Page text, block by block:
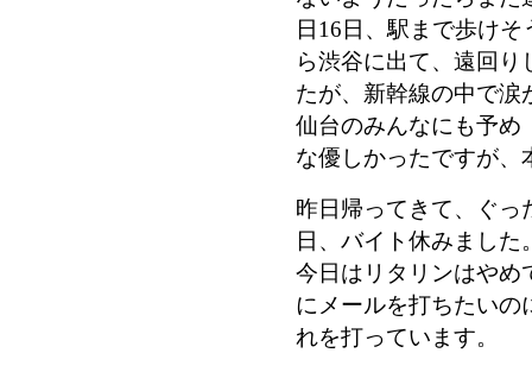
日16日、駅まで歩け
ら渋谷に出て、遠回
たが、新幹線の中で涙
仙台のみんなにも予め
な優しかったですが、
昨日帰ってきて、ぐ
日、バイト休みました
今日はリタリンはやめ
にメールを打ちたいの
れを打っています。